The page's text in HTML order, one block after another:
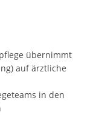
übernimmt
auf ärztliche
in den